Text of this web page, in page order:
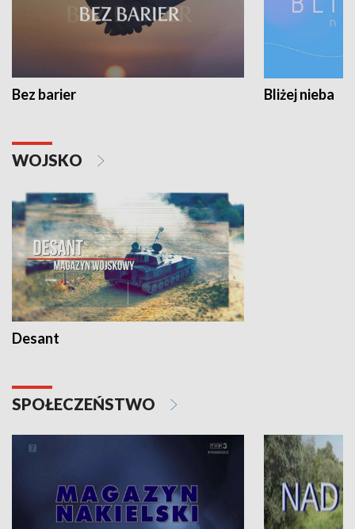
Bez barier Bliżej nieba
WOJSKO
Desant
SPOŁECZEŃSTWO